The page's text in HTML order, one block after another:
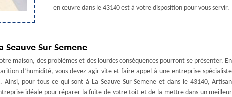
en œuvre dans le 43140 est à votre disposition pour vous servir.
Seauve Sur Semene
maison, des problèmes et des lourdes conséquences pourront se présenter. En
d’humidité, vous devez agir vite et faire appel à une entreprise spécialiste
pour tous ce qui sont à La Seauve Sur Semene et dans le 43140, Artisan
idéale pour réparer la fuite de votre toit et de la mettre dans un meilleur